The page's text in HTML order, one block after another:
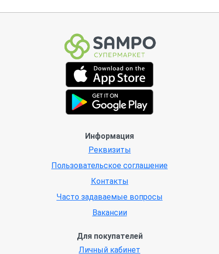
Информация
Реквизиты
Пользовательское соглашение
Контакты
Часто задаваемые вопросы
Вакансии
Для покупателей
Личный кабинет